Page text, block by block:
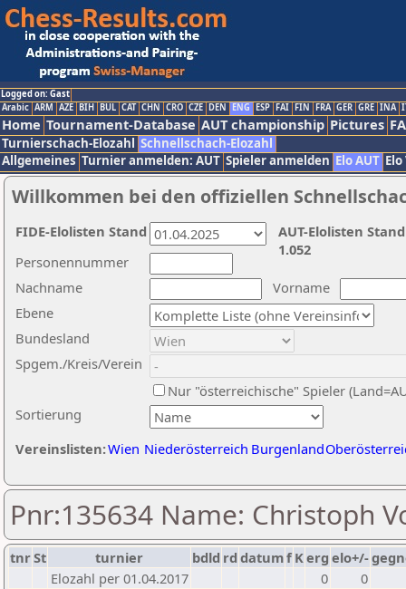
Logged on: Gast
Arabic ARM AZE BIH BUL CAT CHN CRO CZE DEN ENG ESP FAI FIN FRA GER GRE INA
Home Tournament-Database AUT championship Pictures
Turnierschach-Elozahl Schnellschach-Elozahl
Allgemeines Turnier anmelden: AUT Spieler anmelden Elo AUT
Willkommen bei den offiziellen
Nachname
Vorname
Ebene
Sortierung
Personennummer
Bundesland
Spgem./Kreis/Verein
Nur "österreichische" Spieler
Vereinslisten:Wien Niederösterreich Burgenland
AUT-Elolisten
1.052
FIDE-Elolisten Stand
Pnr:135634 Name: Christoph
tnrSt turnier bdld rd datumf Kerg elo+/-
Elozahl per 01.04.2017
0
0